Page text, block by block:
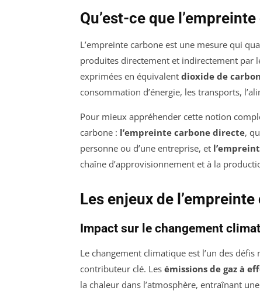
Qu’est-ce que
L’empreinte carbone est une mesure qui
produites directement et indirectement par
exprimées en équivalent dioxide de
consommation d’énergie, les transports,
Pour mieux appréhender cette notion
carbone : l’empreinte carbone directe,
personne ou d’une entreprise, et
chaîne d’approvisionnement et à la
Les enjeux de
Impact sur le changement
Le changement climatique est l’un des
contributeur clé. Les émissions de gaz à
la chaleur dans l’atmosphère, entraînant